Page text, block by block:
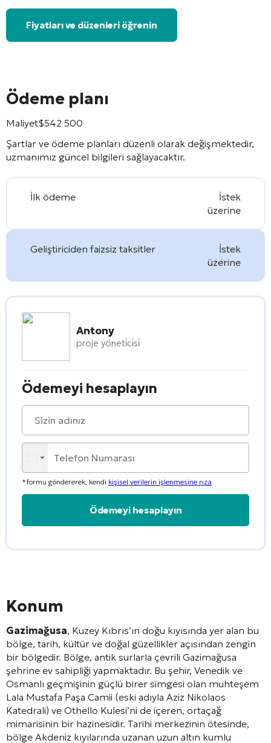
Fiyatları ve düzenleri öğrenin
Ödeme planı
Maliyet$542 500
Şartlar ve ödeme planları düzenli olarak değişmektedir,
uzmanımız güncel bilgileri sağlayacaktır.
İlk ödeme
İstek
üzerine
Geliştiriciden faizsiz taksitler
İstek
üzerine
Antony
proje yöneti̇ci̇si̇
Ödemeyi hesaplayın
*formu göndererek, kendi kişisel verilerin işlenmesine rıza
Konum
Gazimağusa, Kuzey Kıbrıs’ın doğu kıyısında yer alan bu
bölge, tarih, kültür ve doğal güzellikler açısından zengin
bir bölgedir. Bölge, antik surlarla çevrili Gazimağusa
şehrine ev sahipliği yapmaktadır. Bu şehir, Venedik ve
Osmanlı geçmişinin güçlü birer simgesi olan muhteşem
Lala Mustafa Paşa Camii (eski adıyla Aziz Nikolaos
Katedrali) ve Othello Kulesi’ni de içeren, ortaçağ
mimarisinin bir hazinesidir. Tarihi merkezinin ötesinde,
bölge Akdeniz kıyılarında uzanan uzun altın kumlu